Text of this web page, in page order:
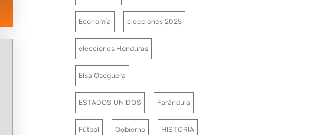
Economía elecciones 2025
elecciones Honduras
Elsa Oseguera
ESTADOS UNIDOS Farándula
Fútbol Gobierno HISTORIA